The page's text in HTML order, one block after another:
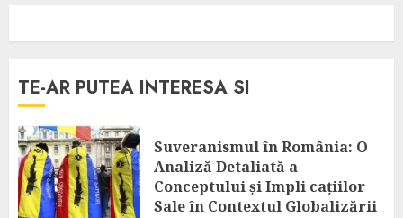
TE-AR PUTEA INTERESA SI
Suveranismul în România: O
Analiză Detaliată a
Conceptului și Impli cațiilor
Sale în Contextul Globalizării